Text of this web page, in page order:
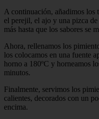
A continuación, añadimos los
el perejil, el ajo y una pizca
más hasta que los sabores se
Ahora, rellenamos los
los colocamos en una fuente
horno a 180ºC y horneamos
minutos.
Finalmente, servimos los
calientes, decorados con un
encima.